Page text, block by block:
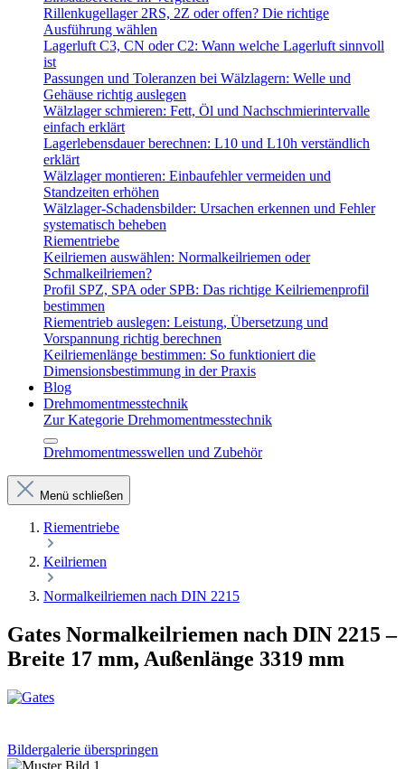
Rillenkugellager 2RS, 2Z oder offen? Die richtige
Ausführung wählen
Lagerluft C3, CN oder C2: Wann welche Lagerluft sinnvoll
ist
Passungen und Toleranzen bei Wälzlagern: Welle und
Gehäuse richtig auslegen
Wälzlager schmieren: Fett, Öl und Nachschmierintervalle
einfach erklärt
Lagerlebensdauer berechnen: L10 und L10h verständlich
erklärt
Wälzlager montieren: Einbaufehler vermeiden und
Standzeiten erhöhen
Wälzlager-Schadensbilder: Ursachen erkennen und Fehler
systematisch beheben
Riementriebe
Keilriemen auswählen: Normalkeilriemen oder
Schmalkeilriemen?
Profil SPZ, SPA oder SPB: Das richtige Keilriemenprofil
bestimmen
Riementrieb auslegen: Leistung, Übersetzung und
Vorspannung richtig berechnen
Keilriemenlänge bestimmen: So funktioniert die
Dimensionsbestimmung in der Praxis
Blog
Drehmomentmesstechnik
Zur Kategorie Drehmomentmesstechnik
Drehmomentmesswellen und Zubehör
Menü schließen
Riementriebe
Keilriemen
Normalkeilriemen nach DIN 2215
Gates Normalkeilriemen nach DIN 2215 –
Breite 17 mm, Außenlänge 3319 mm
Bildergalerie überspringen